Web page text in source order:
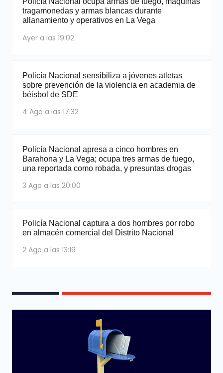
tragamonedas y armas blancas durante
allanamiento y operativos en La Vega
Ayer a las 19:02
Policía Nacional sensibiliza a jóvenes atletas
sobre prevención de la violencia en academia de
béisbol de SDE
4 Ago a las 17:32
Policía Nacional apresa a cinco hombres en
Barahona y La Vega; ocupa tres armas de fuego,
una reportada como robada, y presuntas drogas
3 Ago a las 20:00
Policía Nacional captura a dos hombres por robo
en almacén comercial del Distrito Nacional
2 Ago a las 13:19